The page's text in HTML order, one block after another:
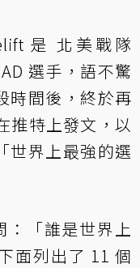
是 北美戰隊
選手，語不驚
時間後，終於再
推特上發文，以
世界上最強的選
「誰是世界上
面列出了 11 個